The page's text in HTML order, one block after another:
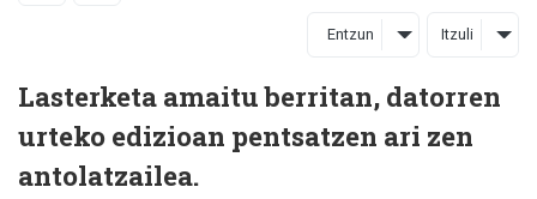
Entzun Itzuli
Lasterketa amaitu berritan, datorren
urteko edizioan pentsatzen ari zen
antolatzailea.